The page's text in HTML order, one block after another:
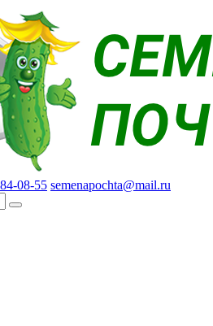
08-55 semenapochta@mail.ru